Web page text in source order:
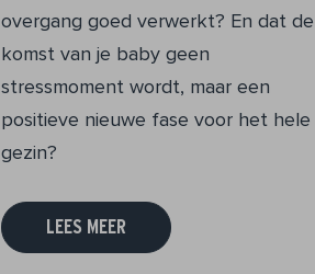
overgang goed verwerkt? En dat de
komst van je baby geen
stressmoment wordt, maar een
positieve nieuwe fase voor het hele
gezin?
LEES MEER